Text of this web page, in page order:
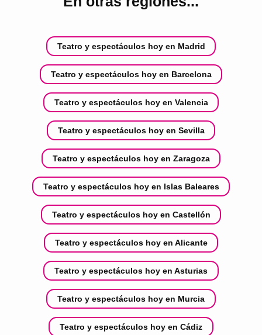
Teatro y espectáculos hoy en Madrid
Teatro y espectáculos hoy en Barcelona
Teatro y espectáculos hoy en Valencia
Teatro y espectáculos hoy en Sevilla
Teatro y espectáculos hoy en Zaragoza
Teatro y espectáculos hoy en Islas Baleares
Teatro y espectáculos hoy en Castellón
Teatro y espectáculos hoy en Alicante
Teatro y espectáculos hoy en Asturias
Teatro y espectáculos hoy en Murcia
Teatro y espectáculos hoy en Cádiz